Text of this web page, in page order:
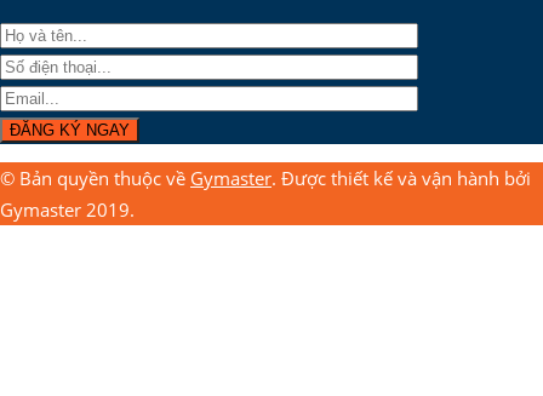
© Bản quyền thuộc về Gymaster. Được thiết kế và vận hành bởi
Gymaster 2019.